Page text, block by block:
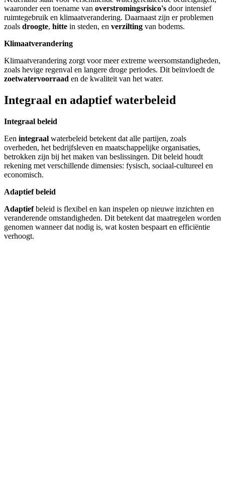
waaronder een toename van overstromingsrisico's door intensief
ruimtegebruik en klimaatverandering. Daarnaast zijn er problemen
zoals droogte, hitte in steden, en verzilting van bodems.
Klimaatverandering
Klimaatverandering zorgt voor meer extreme weersomstandigheden,
zoals hevige regenval en langere droge periodes. Dit beïnvloedt de
zoetwatervoorraad en de kwaliteit van het water.
Integraal en adaptief waterbeleid
Integraal beleid
Een integraal waterbeleid betekent dat alle partijen, zoals
overheden, het bedrijfsleven en maatschappelijke organisaties,
betrokken zijn bij het maken van beslissingen. Dit beleid houdt
rekening met verschillende dimensies: fysisch, sociaal-cultureel en
economisch.
Adaptief beleid
Adaptiefbeleid is flexibel en kan inspelen op nieuwe inzichten en
veranderende omstandigheden. Dit betekent dat maatregelen worden
genomen wanneer dat nodig is, wat kosten bespaart en efficiëntie
verhoogt.